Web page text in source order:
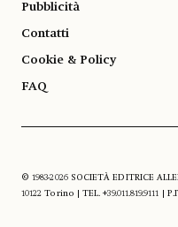
Pubblicità
Contatti
Cookie & Policy
FAQ
© 1983-2026 SOCIETÀ EDITRICE
10122 Torino | TEL. +39.011.819.9111 |